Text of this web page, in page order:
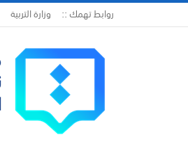
روابط تهمك :: وزارة التربية